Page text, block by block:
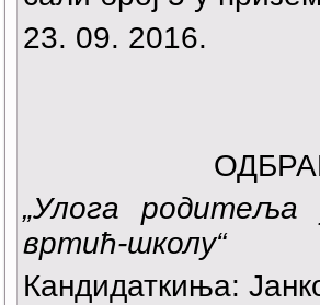
23. 09. 2016.
„Улога родитеља
вртић-школу“
Кандидаткиња: